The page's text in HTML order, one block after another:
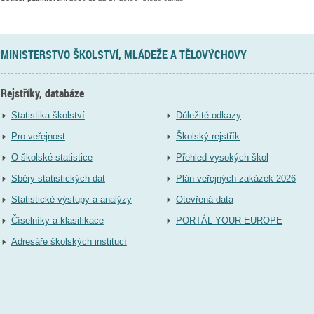
MINISTERSTVO ŠKOLSTVÍ, MLÁDEŽE A TĚLOVÝCHOVY
Rejstříky, databáze
Statistika školství
Pro veřejnost
O školské statistice
Sběry statistických dat
Statistické výstupy a analýzy
Číselníky a klasifikace
Adresáře školských institucí
Důležité odkazy
Školský rejstřík
Přehled vysokých škol
Plán veřejných zakázek 2026
Otevřená data
PORTÁL YOUR EUROPE